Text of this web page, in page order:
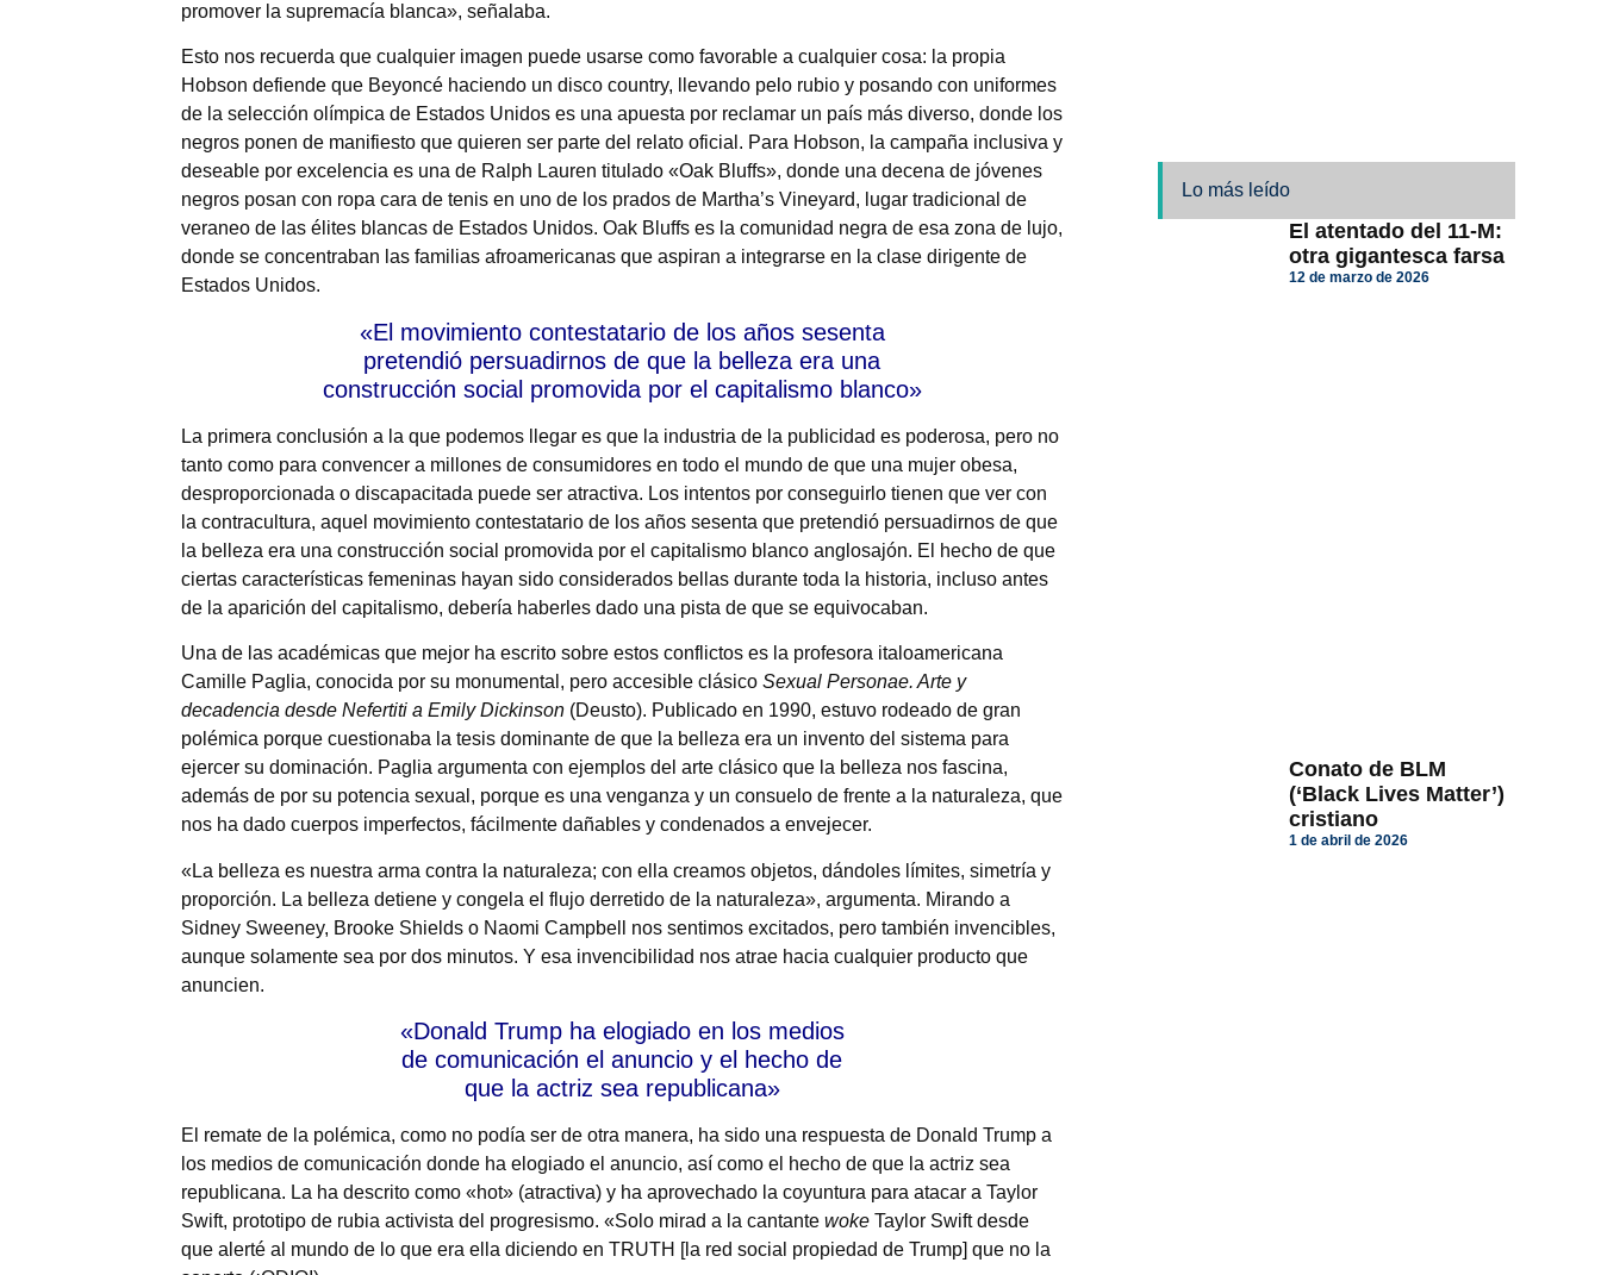
promover la supremacía blanca», señalaba.
Esto nos recuerda que cualquier imagen puede usarse como favorable a cualquier cosa: la propia
Hobson defiende que Beyoncé haciendo un disco country, llevando pelo rubio y posando con uniformes
de la selección olímpica de Estados Unidos es una apuesta por reclamar un país más diverso, donde los
negros ponen de manifiesto que quieren ser parte del relato oficial. Para Hobson, la campaña inclusiva y
deseable por excelencia es una de Ralph Lauren titulado «Oak Bluffs», donde una decena de jóvenes
negros posan con ropa cara de tenis en uno de los prados de Martha’s Vineyard, lugar tradicional de
veraneo de las élites blancas de Estados Unidos. Oak Bluffs es la comunidad negra de esa zona de lujo,
donde se concentraban las familias afroamericanas que aspiran a integrarse en la clase dirigente de
Estados Unidos.
«El movimiento contestatario de los años sesenta
pretendió persuadirnos de que la belleza era una
construcción social promovida por el capitalismo blanco»
La primera conclusión a la que podemos llegar es que la industria de la publicidad es poderosa, pero no
tanto como para convencer a millones de consumidores en todo el mundo de que una mujer obesa,
desproporcionada o discapacitada puede ser atractiva. Los intentos por conseguirlo tienen que ver con
la contracultura, aquel movimiento contestatario de los años sesenta que pretendió persuadirnos de que
la belleza era una construcción social promovida por el capitalismo blanco anglosajón. El hecho de que
ciertas características femeninas hayan sido considerados bellas durante toda la historia, incluso antes
de la aparición del capitalismo, debería haberles dado una pista de que se equivocaban.
Una de las académicas que mejor ha escrito sobre estos conflictos es la profesora italoamericana
Camille Paglia, conocida por su monumental, pero accesible clásico Sexual Personae. Arte y
decadencia desde Nefertiti a Emily Dickinson (Deusto). Publicado en 1990, estuvo rodeado de gran
polémica porque cuestionaba la tesis dominante de que la belleza era un invento del sistema para
ejercer su dominación. Paglia argumenta con ejemplos del arte clásico que la belleza nos fascina,
además de por su potencia sexual, porque es una venganza y un consuelo de frente a la naturaleza, que
nos ha dado cuerpos imperfectos, fácilmente dañables y condenados a envejecer.
«La belleza es nuestra arma contra la naturaleza; con ella creamos objetos, dándoles límites, simetría y
proporción. La belleza detiene y congela el flujo derretido de la naturaleza», argumenta. Mirando a
Sidney Sweeney, Brooke Shields o Naomi Campbell nos sentimos excitados, pero también invencibles,
aunque solamente sea por dos minutos. Y esa invencibilidad nos atrae hacia cualquier producto que
anuncien.
«Donald Trump ha elogiado en los medios
de comunicación el anuncio y el hecho de
que la actriz sea republicana»
El remate de la polémica, como no podía ser de otra manera, ha sido una respuesta de Donald Trump a
los medios de comunicación donde ha elogiado el anuncio, así como el hecho de que la actriz sea
republicana. La ha descrito como «hot» (atractiva) y ha aprovechado la coyuntura para atacar a Taylor
Swift, prototipo de rubia activista del progresismo. «Solo mirad a la cantante woke Taylor Swift desde
que alerté al mundo de lo que era ella diciendo en TRUTH [la red social propiedad de Trump] que no la
Lo más leído
El atentado del 11-M:
otra gigantesca farsa
12 de marzo de 2026
Conato de BLM
(‘Black Lives Matter’)
cristiano
1 de abril de 2026